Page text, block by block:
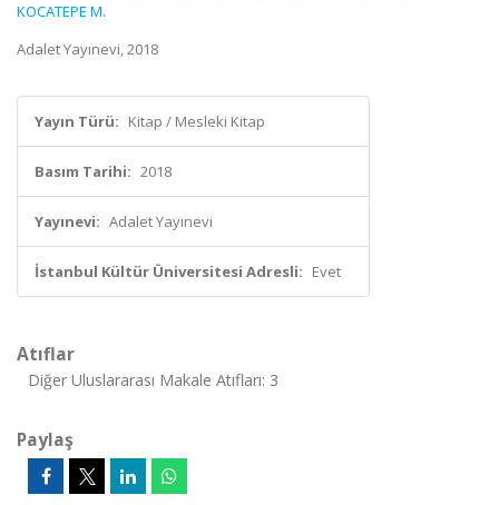
KOCATEPE M.
Adalet Yayınevi, 2018
Yayın Türü: Kitap / Mesleki Kitap
Basım Tarihi: 2018
Yayınevi: Adalet Yayınevi
İstanbul Kültür Üniversitesi Adresli: Evet
Atıflar
Diğer Uluslararası Makale Atıfları: 3
Paylaş